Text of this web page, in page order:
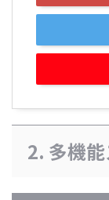
2. 多機